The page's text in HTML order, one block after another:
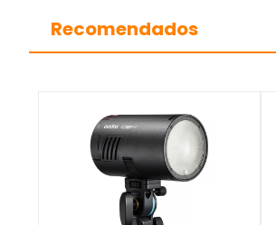
Recomendados